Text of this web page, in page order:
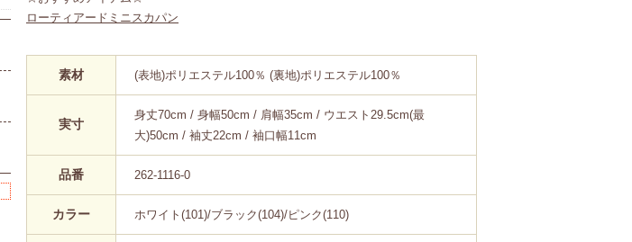
ローティアードミニスカパン
素材 (表地)ポリエステル100％ (裏地)ポリエステル100％
実寸
身丈70cm / 身幅50cm / 肩幅35cm / ウエスト29.5cm(最
大)50cm / 袖丈22cm / 袖口幅11cm
品番 262-1116-0
カラー ホワイト(101)/ブラック(104)/ピンク(110)